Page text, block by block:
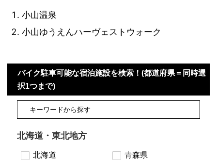
小山温泉
小山ゆうえんハーヴェストウォーク
バイク駐車可能な宿泊施設を検索！(都道府県＝同時選
択1つまで)
北海道・東北地方
北海道
青森県